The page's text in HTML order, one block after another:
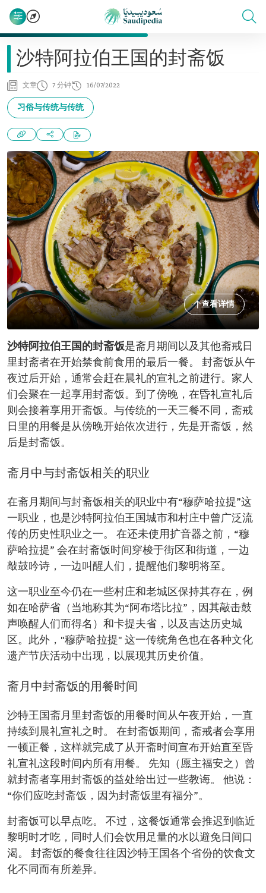
沙特阿拉伯王国的封斋饭
文章 7 分钟 16/07/2022
习俗与传统与传统
查看详情
沙特阿拉伯王国的封斋饭是斋月期间以及其他斋戒日
里封斋者在开始禁食前食用的最后一餐。 封斋饭从午
夜过后开始，通常会赶在晨礼的宣礼之前进行。家人
们会聚在一起享用封斋饭。到了傍晚，在昏礼宣礼后
则会接着享用开斋饭。与传统的一天三餐不同，斋戒
日里的用餐是从傍晚开始依次进行，先是开斋饭，然
后是封斋饭。
斋月中与封斋饭相关的职业
在斋月期间与封斋饭相关的职业中有“穆萨哈拉提”这
一职业，也是沙特阿拉伯王国城市和村庄中曾广泛流
传的历史性职业之一。 在还未使用扩音器之前，“穆
萨哈拉提” 会在封斋饭时间穿梭于街区和街道，一边
敲鼓吟诗，一边叫醒人们，提醒他们黎明将至。
这一职业至今仍在一些村庄和老城区保持其存在，例
如在哈萨省（当地称其为“阿布塔比拉”，因其敲击鼓
声唤醒人们而得名）和卡提夫省，以及吉达历史城
区。此外，"穆萨哈拉提" 这一传统角色也在各种文化
遗产节庆活动中出现，以展现其历史价值。
斋月中封斋饭的用餐时间
沙特王国斋月里封斋饭的用餐时间从午夜开始，一直
持续到晨礼宣礼之时。 在封斋饭期间，斋戒者会享用
一顿正餐，这样就完成了从开斋时间宣布开始直至昏
礼宣礼这段时间内所有用餐。 先知（愿主福安之）曾
就封斋者享用封斋饭的益处给出过一些教诲。 他说：
“你们应吃封斋饭，因为封斋饭里有福分”。
封斋饭可以早点吃。 不过，这餐饭通常会推迟到临近
黎明时才吃，同时人们会饮用足量的水以避免日间口
渴。 封斋饭的餐食往往因沙特王国各个省份的饮食文
化不同而有所差异。